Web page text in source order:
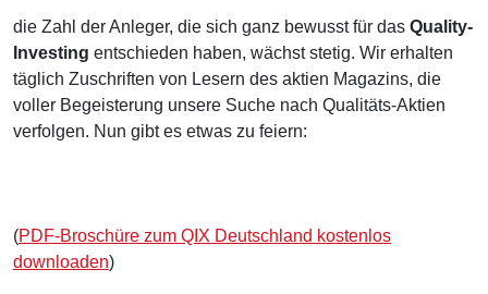
die Zahl der Anleger, die sich ganz bewusst für das Quality-
Investing entschieden haben, wächst stetig. Wir erhalten
täglich Zuschriften von Lesern des aktien Magazins, die
voller Begeisterung unsere Suche nach Qualitäts-Aktien
verfolgen. Nun gibt es etwas zu feiern:
(PDF-Broschüre zum QIX Deutschland kostenlos
downloaden)